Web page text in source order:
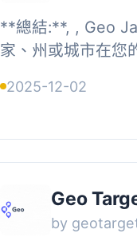
**總結:**, , Geo
家、州或城市在您
同的工具，如追踪
2025-12-02
Geo
by